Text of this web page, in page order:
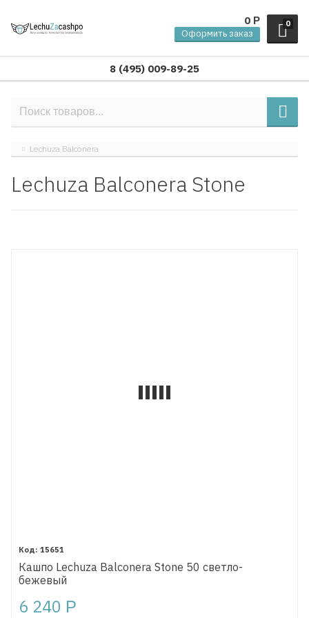
0
0 Р
Оформить заказ
8 (495) 009-89-25
Lechuza Balconera
Lechuza Balconera Stone
15651
Кашпо Lechuza Balconera Stone 50 светло-
бежевый
6 240 Р